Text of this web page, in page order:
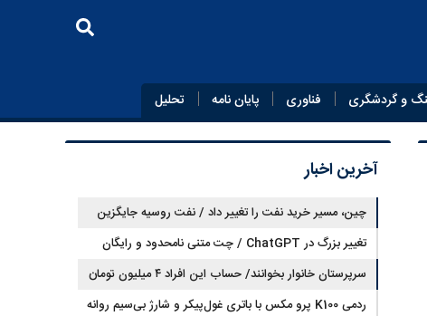
و گردشگری فناوری پایان‌ نامه تحلیل
آخرین اخبار
چین، مسیر خرید نفت را تغییر داد / نفت روسیه جایگزین
نفت عربستان شد
تغییر بزرگ در ChatGPT / چت متنی نامحدود و رایگان
سرپرستان خانوار بخوانند/ حساب این افراد ۴ میلیون تومان
شارژ شد
ردمی K100 پرو مکس با باتری غول‌پیکر و شارژ بی‌سیم روانه